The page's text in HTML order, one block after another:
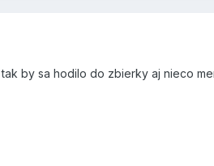
by sa hodilo do zbierky aj nieco